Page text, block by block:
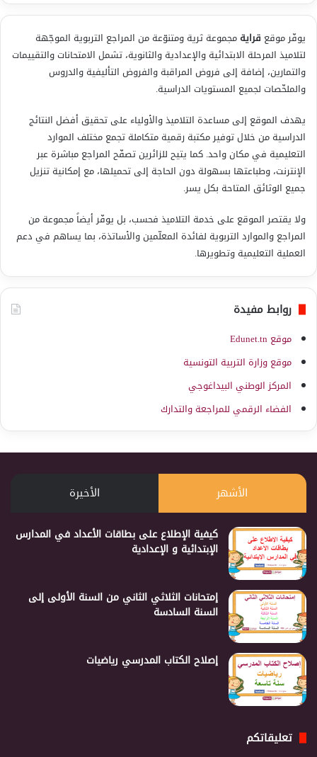
يوفّر موقع قرايةمجموعة ثرية ومتنوّعة من المراجع التربوية الموجّهة
لتلاميذ المرحلة الابتدائية والإعدادية والثانوية، تشمل الامتحانات والتقييمات
والتمارين، إضافة إلى فروض المراقبة والفروض التأليفية والدروس
والملخّصات لجميع المستويات الدراسية.
يهدف الموقع إلى مساعدة التلاميذ والأولياء على تحقيق أفضل النتائج
الدراسية من خلال توفير مكتبة رقمية متكاملة تجمع مختلف الموارد
التعليمية في مكان واحد. كما يتيح للزائرين تصفّح المراجع مباشرة عبر
الإنترنت، وطباعتها بسهولة دون الحاجة إلى تحميلها، مع إمكانية تنزيل
جميع الوثائق المتاحة بكل يسر.
ولا يقتصر الموقع على خدمة التلاميذ فحسب، بل يوفّر أيضاً مجموعة من
المراجع والموارد التربوية لفائدة المعلّمين والأساتذة، بما يساهم في دعم
العملية التعليمية وتطويرها.
روابط مفيدة
موقع Edunet.tn
موقع وزارة التربية التونسية
المركز الوطني البيداغوجي
الفضاء الرقمي للمراجعة والتدارك
الأشهر الأخيرة
كيفية الإطلاع على بطاقات الأعداد في المدارس
الإبتدائية و الإعدادية
إمتحانات الثلاثي الثاني من السنة الأولى إلى
السنة السادسة
إصلاح الكتاب المدرسي رياضيات
تعليقاتكم